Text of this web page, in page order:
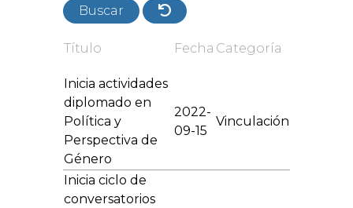
Buscar
Título Fecha Categoría
Inicia actividades
diplomado en
Política y
Perspectiva de
Género
2022-
09-15
Vinculación
Inicia ciclo de
conversatorios